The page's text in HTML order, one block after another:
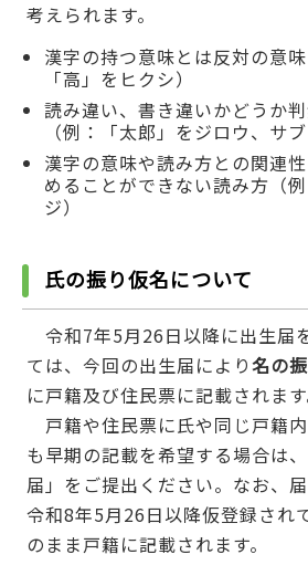
考えられます。
漢字の持つ意味とは反対の意
「高」をヒクシ）
読み違い、書き違いかどうか
（例：「太郎」をジロウ、サブ
漢字の意味や読み方との関連
めることができない読み方（
ジ）
氏の振り仮名について
令和7年5月26日以降に出生届
ては、今回の出生届により名の
に戸籍及び住民票に記載されます
戸籍や住民票に氏や同じ戸籍
も早期の記載を希望する場合は
届」をご提出ください。なお、届
令和8年5月26日以降仮登録され
のまま戸籍に記載されます。